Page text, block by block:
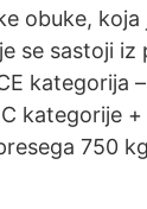
obuke,
se sastoji
kategorije
750